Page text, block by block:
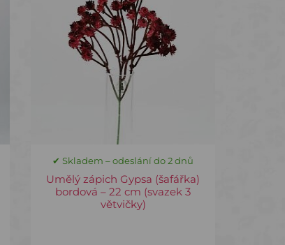
✔ Skladem – odeslání do 2 dnů
Umělý zápich Gypsa (šafářka)
bordová – 22 cm (svazek 3
větvičky)